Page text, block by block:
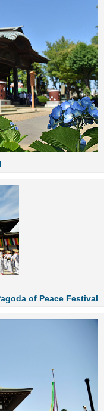
of Peace Festival